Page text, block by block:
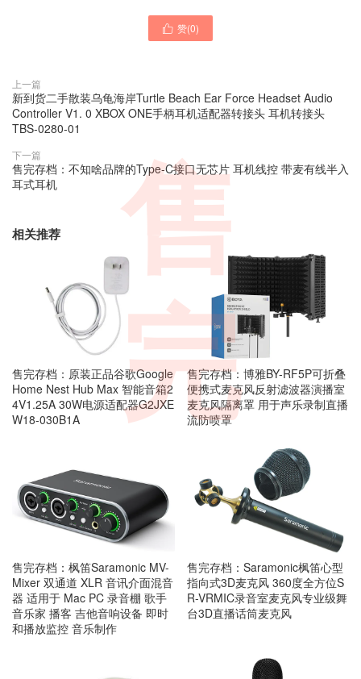
 赞(0)
上一篇
新到货二手散装乌龟海岸Turtle Beach Ear Force Headset Audio
Controller V1. 0 XBOX ONE手柄耳机适配器转接头 耳机转接头
TBS-0280-01
下一篇
售完存档：不知啥品牌的Type-C接口无芯片 耳机线控 带麦有线半入
耳式耳机
相关推荐
售完存档：原装正品谷歌Google
Home Nest Hub Max 智能音箱2
4V1.25A 30W电源适配器G2JXE
W18-030B1A
售完存档：博雅BY-RF5P可折叠
便携式麦克风反射滤波器演播室
麦克风隔离罩 用于声乐录制直播
流防喷罩
售完存档：枫笛Saramonic MV-
Mixer 双通道 XLR 音讯介面混音
器 适用于 Mac PC 录音棚 歌手
音乐家 播客 吉他音响设备 即时
和播放监控 音乐制作
售完存档：Saramonic枫笛心型
指向式3D麦克风 360度全方位S
R-VRMIC录音室麦克风专业级舞
台3D直播话筒麦克风
售
完